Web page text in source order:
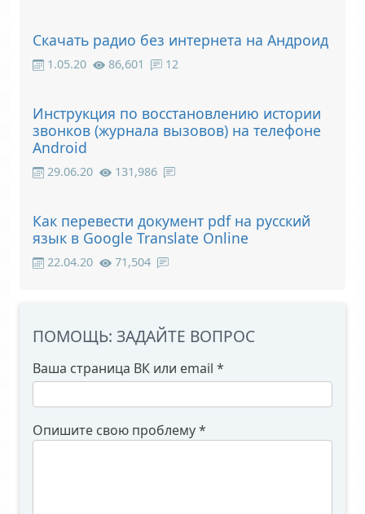
Скачать радио без интернета на Андроид
1.05.20 86,601 12
Инструкция по восстановлению истории
звонков (журнала вызовов) на телефоне
Android
29.06.20 131,986
Как перевести документ pdf на русский
язык в Google Translate Online
22.04.20 71,504
ПОМОЩЬ: ЗАДАЙТЕ ВОПРОС
Ваша страница ВК или email *
Опишите свою проблему*